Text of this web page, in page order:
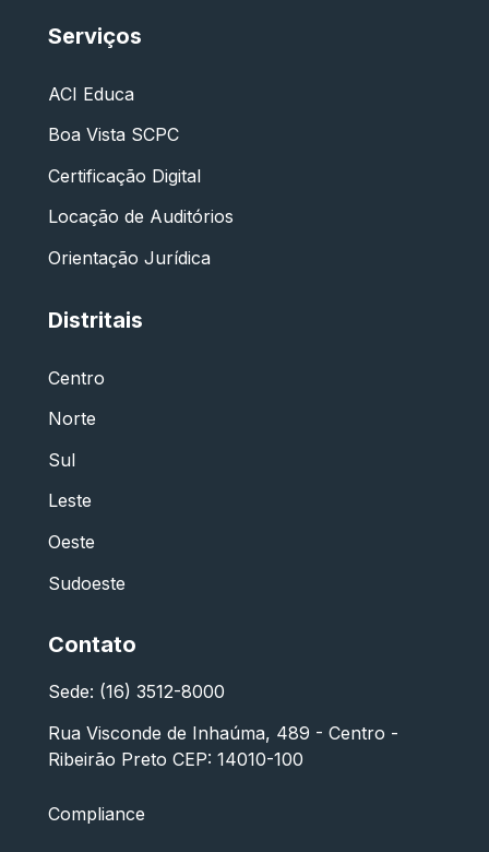
Serviços
ACI Educa
Boa Vista SCPC
Certificação Digital
Locação de Auditórios
Orientação Jurídica
Distritais
Centro
Norte
Sul
Leste
Oeste
Sudoeste
Contato
Sede: (16) 3512-8000
Rua Visconde de Inhaúma, 489 - Centro -
Ribeirão Preto CEP: 14010-100
Compliance